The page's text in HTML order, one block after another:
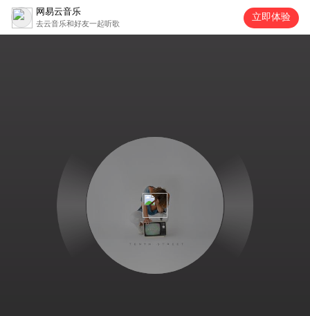
网易云音乐
去云音乐和好友一起听歌
立即体验